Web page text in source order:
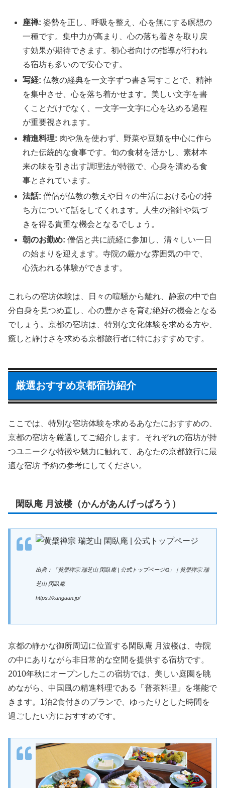
座禅: 姿勢を正し、呼吸を整え、心を無にする瞑想の
一種です。集中力が高まり、心の落ち着きを取り戻
す効果が期待できます。初心者向けの指導が行われ
る宿坊も多いので安心です。
写経: 仏教の経典を一文字ずつ書き写すことで、精神
を集中させ、心を落ち着かせます。美しい文字を書
くことだけでなく、一文字一文字に心を込める過程
が重要視されます。
精進料理: 肉や魚を使わず、野菜や豆類を中心に作ら
れた伝統的な食事です。旬の食材を活かし、素材本
来の味を引き出す調理法が特徴で、心身を清める食
事とされています。
法話: 僧侶が仏教の教えや日々の生活における心の持
ち方について話をしてくれます。人生の指針や気づ
きを得る貴重な機会となるでしょう。
朝のお勤め: 僧侶と共に読経に参加し、清々しい一日
の始まりを迎えます。寺院の厳かな雰囲気の中で、
心洗われる体験ができます。
これらの宿坊体験は、日々の喧騒から離れ、静寂の中で自
分自身を見つめ直し、心の豊かさを育む絶好の機会となる
でしょう。京都の宿坊は、特別な文化体験を求める方や、
癒しと静けさを求める京都旅行者に特におすすめです。
厳選おすすめ京都宿坊紹介
ここでは、特別な宿坊体験を求めるあなたにおすすめの、
京都の宿坊を厳選してご紹介します。それぞれの宿坊が持
つユニークな特徴や魅力に触れて、あなたの京都旅行に最
適な宿坊 予約の参考にしてください。
閑臥庵 月波楼（かんがあんげっぱろう）
出典：「黄檗禅宗 瑞芝山 閑臥庵 | 公式トップページ⧉」｜黄檗禅宗 瑞
芝山 閑臥庵
https://kangaan.jp/
京都の静かな御所周辺に位置する閑臥庵 月波楼は、寺院
の中にありながら非日常的な空間を提供する宿坊です。
2010年秋にオープンしたこの宿坊では、美しい庭園を眺
めながら、中国風の精進料理である「普茶料理」を堪能で
きます。1泊2食付きのプランで、ゆったりとした時間を
過ごしたい方におすすめです。